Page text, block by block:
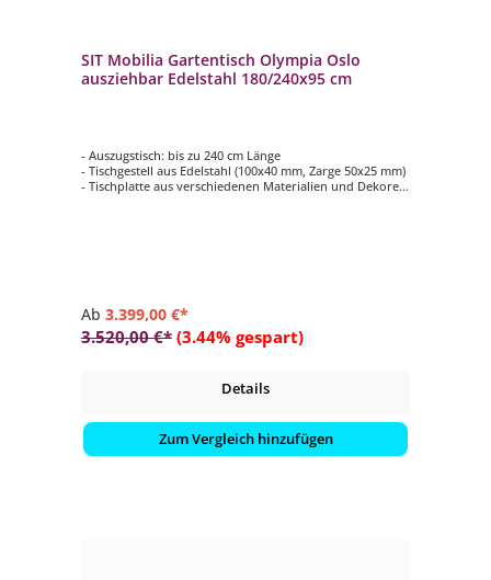
SIT Mobilia Gartentisch Olympia Oslo
ausziehbar Edelstahl 180/240x95 cm
- Auszugstisch: bis zu 240 cm Länge
- Tischgestell aus Edelstahl (100x40 mm, Zarge 50x25 mm)
- Tischplatte aus verschiedenen Materialien und Dekoren
Ab 3.399,00 €*
3.520,00 €* (3.44% gespart)
Details
Zum Vergleich hinzufügen